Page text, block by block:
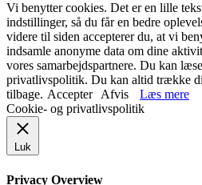
Vi benytter cookies. Det er en lille
indstillinger, så du får en bedre
videre til siden accepterer du, at vi
indsamle anonyme data om dine
vores samarbejdspartnere. Du kan
privatlivspolitik. Du kan altid trække
tilbage. Accepter Afvis
Læs mere
Cookie- og privatlivspolitik
Luk
Privacy Overview